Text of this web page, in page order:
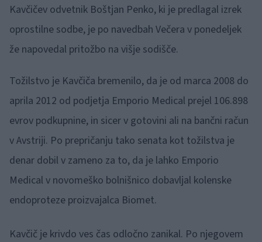
Kavčičev odvetnik Boštjan Penko, ki je predlagal izrek
oprostilne sodbe, je po navedbah Večera v ponedeljek
že napovedal pritožbo na višje sodišče.
Tožilstvo je Kavčiča bremenilo, da je od marca 2008 do
aprila 2012 od podjetja Emporio Medical prejel 106.898
evrov podkupnine, in sicer v gotovini ali na bančni račun
v Avstriji. Po prepričanju tako senata kot tožilstva je
denar dobil v zameno za to, da je lahko Emporio
Medical v novomeško bolnišnico dobavljal kolenske
endoproteze proizvajalca Biomet.
Kavčič je krivdo ves čas odločno zanikal. Po njegovem